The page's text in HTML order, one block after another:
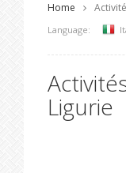
Home
Language:
Ligurie